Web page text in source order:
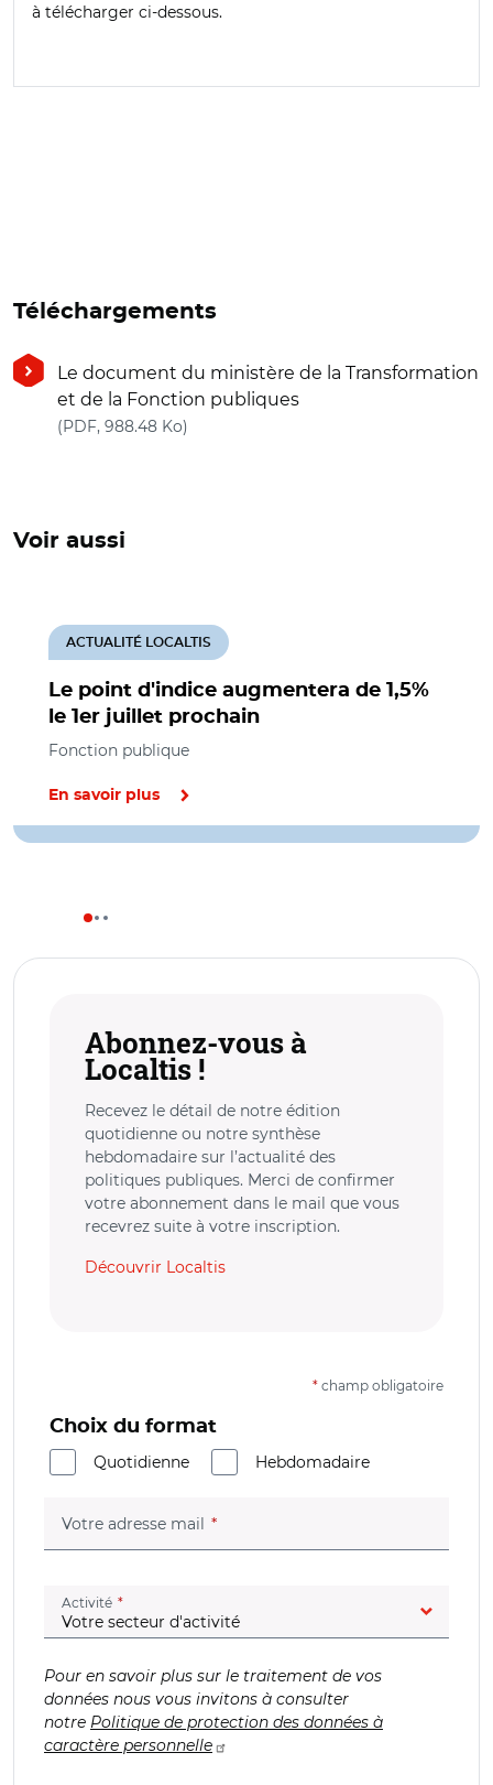
à télécharger ci-dessous.
Téléchargements
Le document du ministère de la Transformation
et de la Fonction publiques
(PDF, 988.48 Ko)
Voir aussi
Le point d'indice augmentera de 1,5%
le 1er juillet prochain
ACTUALITÉ LOCALTIS
Fonction publique
En savoir plus
Abonnez-vous à
Localtis !
Recevez le détail de notre édition
quotidienne ou notre synthèse
hebdomadaire sur l’actualité des
politiques publiques. Merci de confirmer
votre abonnement dans le mail que vous
recevrez suite à votre inscription.
Découvrir Localtis
* champ obligatoire
Choix du format
Quotidienne
Hebdomadaire
Votre adresse mail (champ obligatoire)
Activité (champ obligatoire)
Pour en savoir plus sur le traitement de vos
données nous vous invitons à consulter
notre Politique de protection des données à
caractère personnelle